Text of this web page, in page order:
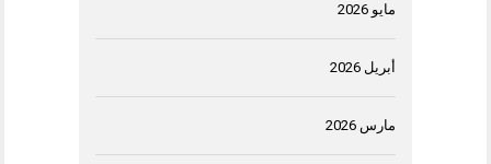
مايو 2026
أبريل 2026
مارس 2026